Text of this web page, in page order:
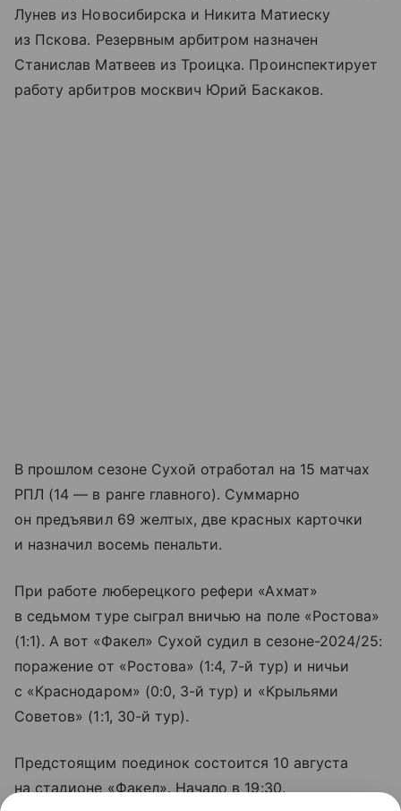
Лунев из Новосибирска и Никита Матиеску
из Пскова. Резервным арбитром назначен
Станислав Матвеев из Троицка. Проинспектирует
работу арбитров москвич Юрий Баскаков.
В прошлом сезоне Сухой отработал на 15 матчах
РПЛ (14 — в ранге главного). Суммарно
он предъявил 69 желтых, две красных карточки
и назначил восемь пенальти.
При работе люберецкого рефери «Ахмат»
в седьмом туре сыграл вничью на поле «Ростова»
(1:1). А вот «Факел» Сухой судил в сезоне-2024/25:
поражение от «Ростова» (1:4, 7-й тур) и ничьи
с «Краснодаром» (0:0, 3-й тур) и «Крыльями
Советов» (1:1, 30-й тур).
Предстоящим поединок состоится 10 августа
на стадионе «Факел». Начало в 19:30.